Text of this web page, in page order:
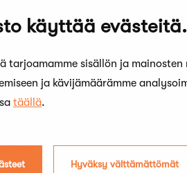
käyttää evästeitä.
tarjoamamme sisällön ja
ja kävijämäärämme
täällä.
Hyväksy välttämättömät
Oy